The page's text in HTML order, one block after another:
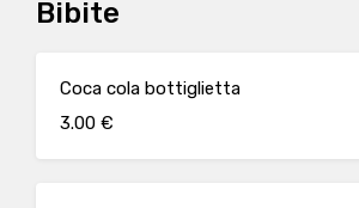
Bibite
Coca cola bottiglietta
3.00 €